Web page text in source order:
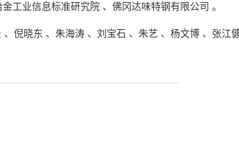
金工业信息标准研究院 、 佛冈达味特钢有限公司 。
、 倪晓东 、 朱海涛 、 刘宝石 、 朱艺 、 杨文博 、 张江